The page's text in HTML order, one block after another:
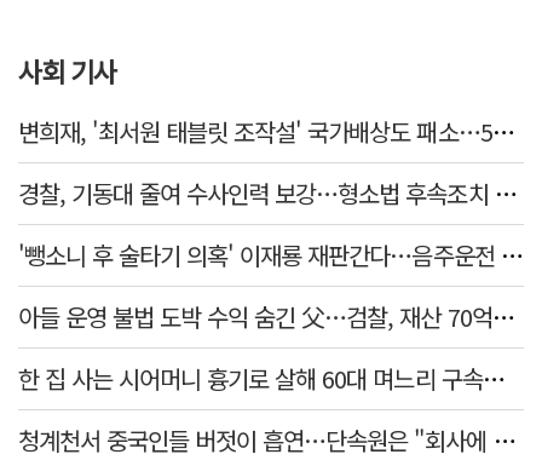
사회 기사
변희재, '최서원 태블릿 조작설' 국가배상도 패소…5천만원 청구 기각
경찰, 기동대 줄여 수사인력 보강…형소법 후속조치 본격화
'뺑소니 후 술타기 의혹' 이재룡 재판간다…음주운전 혐의 제외
아들 운영 불법 도박 수익 숨긴 父…검찰, 재산 70억원 몰수
한 집 사는 시어머니 흉기로 살해 60대 며느리 구속…범행 동기는
청계천서 중국인들 버젓이 흡연…단속원은 "회사에 알려라" 딴청